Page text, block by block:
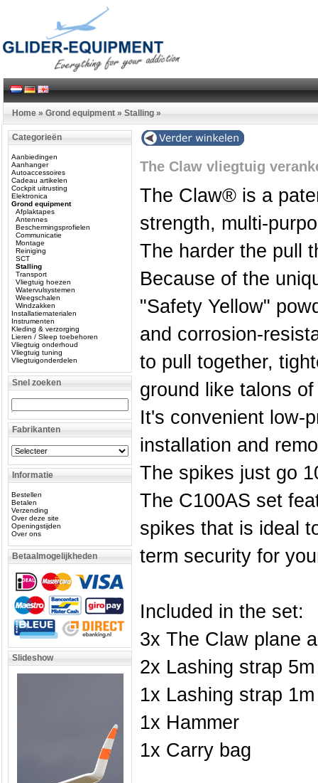
Home » Grond equipment » Stalling »
Categorieën
Aanbiedingen
Aanhanger
Autoaccessoires
Cadeau artikelen
Cockpit uitrusting
Elektronica
Grond equipment
Afplaktapes
Antennes
Beschermingsprofielen
Communicatie
Montage
Reiniging
SCT
Stalling
Transport
Vliegtuig hoezen
Watervulsystemen
Weegschalen
Windzakken
Installatiematerialen
Instrumenten
Kleding & verzorging
Lieren / Sleep toebehoren
Vliegtuig onderhoud
Vliegtuig tuning
Vliegtuigonderdelen
Snel zoeken
Fabrikanten
Informatie
Bestellen
Betalen
Verzending
Over deze site
Openingstijden
Over ons
Betaalmogelijkheden
Slideshow
The Claw vliegtuig
The Claw® is a
strength, multi-
The harder the pull
Because of the
"Safety Yellow"
and corrosion-
to pull together,
ground like talons
It's convenient low-
installation and
The spikes just go
The C100AS set
spikes that is ideal
term security for
Included in the set:
3x The Claw plane
2x Lashing strap
1x Lashing strap
1x Hammer
1x Carry bag